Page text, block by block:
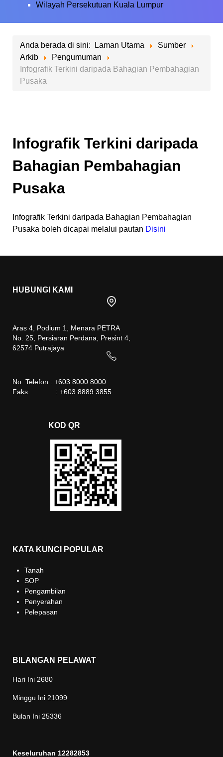
Wilayah Persekutuan Kuala Lumpur
Anda berada di sini: Laman Utama
Sumber
Arkib
Pengumuman
Infografik Terkini daripada Bahagian Pembahagian
Pusaka
Infografik Terkini daripada
Bahagian Pembahagian
Pusaka
Infografik Terkini daripada Bahagian Pembahagian
Pusaka boleh dicapai melalui pautan Disini
HUBUNGI KAMI
Aras 4, Podium 1, Menara PETRA
No. 25, Persiaran Perdana, Presint 4,
62574 Putrajaya
No. Telefon : +603 8000 8000
Faks : +603 8889 3855
KOD QR
KATA KUNCI POPULAR
Tanah
SOP
Pengambilan
Penyerahan
Pelepasan
BILANGAN PELAWAT
Hari Ini 2680
Minggu Ini 21099
Bulan Ini 25336
Keseluruhan 12282853